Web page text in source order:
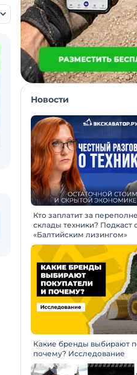
Новости
Кто заплатит за
склады техники? Подкаст
«Балтийским лизингом»
Какие бренды выбирают
почему? Исследование